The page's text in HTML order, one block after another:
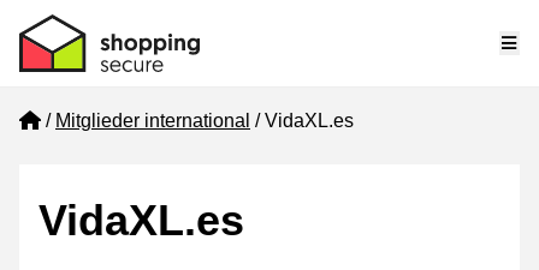
Home
Mitglieder international VidaXL.es
VidaXL.es